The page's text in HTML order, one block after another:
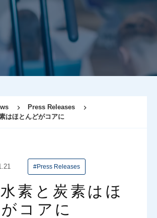
Press Releases
はほとんどがコアに
#Press Releases
素と炭素はほ
コアに